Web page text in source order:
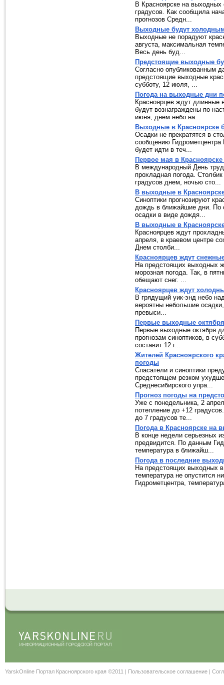
В Красноярске на
градусов. Как сообщила
прогнозов Средн...
Выходные будут
Выходные не порадуют
августа, максимальная
Весь день буд...
Предстоящие выходные
Согласно опубликованным
предстоящие выходные
субботу, 12 июля, ...
Погода на выходные дни
Красноярцев ждут длинные
будут вознаграждены по-
июня, днем небо на...
Выходные в Красноярске
Осадки не прекратятся в
сообщению Гидрометцентра
будет идти в теч...
Первое мая в
В международный День
прохладная погода.
градусов днем, ночью сто...
В выходные в
Синоптики прогнозируют
дождь в ближайшие дни. По
осадки в виде дождя...
В выходные в
Красноярцев ждут
апреля, в краевом центре
Днем столби...
Красноярцев ждут
На предстоящих выходных
морозная погода. Так, в
обещают снег. ...
Красноярцев ждут
В грядущий уик-энд небо
вероятны небольшие
превыси...
Первые выходные
Первые выходные октября
прогнозам синоптиков, в
составит 12 г...
Жителей Красноярского
погоды
Спасатели и синоптики
предстоящем резком
Среднесибирского упра...
Прогноз погоды на
Уже с понедельника, 2
потепление до +12
до 7 градусов те...
Погода в Красноярске на
В конце недели серьезных
предвидится. По данным
температура в ближайш...
Погода в последние
На предстоящих выходных в
температура не
Гидрометцентра,
YarskOnline Портал Красноярского края ©2011 | Пользовательское соглашение |